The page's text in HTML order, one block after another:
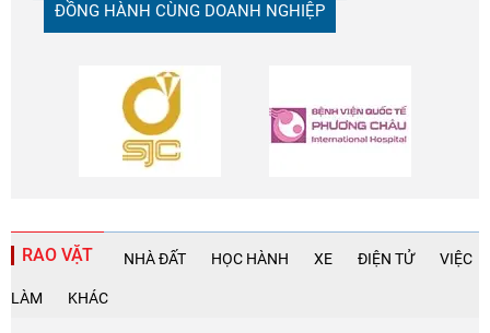
ĐỒNG HÀNH CÙNG DOANH NGHIỆP
RAO VẶT NHÀ ĐẤT HỌC HÀNH XE ĐIỆN TỬ VIỆC
LÀM KHÁC